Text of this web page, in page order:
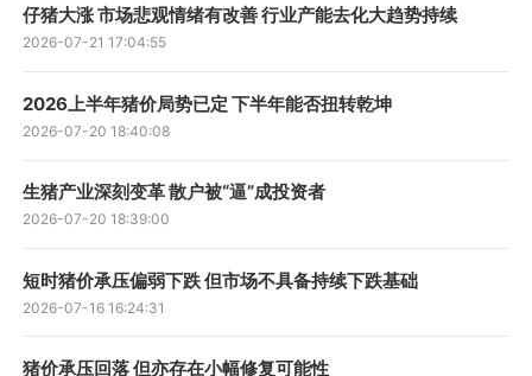
仔猪大涨 市场悲观情绪有改善 行业产能去化大趋势持续
2026-07-21 17:04:55
2026上半年猪价局势已定 下半年能否扭转乾坤
2026-07-20 18:40:08
生猪产业深刻变革 散户被“逼”成投资者
2026-07-20 18:39:00
短时猪价承压偏弱下跌 但市场不具备持续下跌基础
2026-07-16 16:24:31
猪价承压回落 但亦存在小幅修复可能性